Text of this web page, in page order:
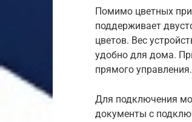
Помимо цветных
поддерживает
цветов. Вес
удобно для дома.
прямого управления.
Для подключения
документы с